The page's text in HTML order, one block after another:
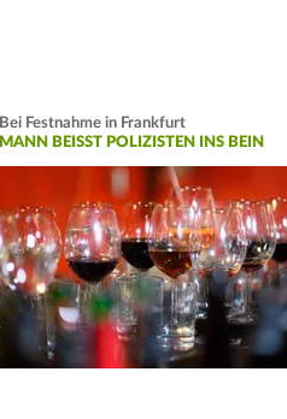
Bei Festnahme in Frankfurt
MANN BEISST POLIZISTEN INS BEIN